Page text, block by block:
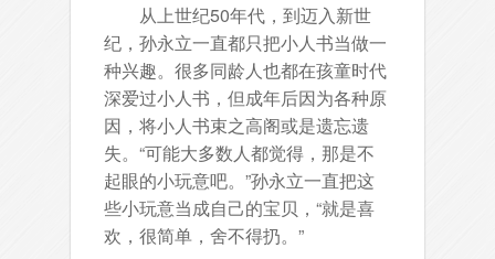
从上世纪50年代，到迈入新世
纪，孙永立一直都只把小人书当做一
种兴趣。很多同龄人也都在孩童时代
深爱过小人书，但成年后因为各种原
因，将小人书束之高阁或是遗忘遗
失。“可能大多数人都觉得，那是不
起眼的小玩意吧。”孙永立一直把这
些小玩意当成自己的宝贝，“就是喜
欢，很简单，舍不得扔。”